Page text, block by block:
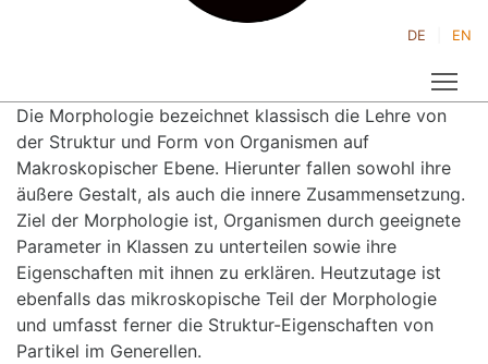
DE EN
Die Morphologie bezeichnet klassisch die Lehre von
der Struktur und Form von Organismen auf
Makroskopischer Ebene. Hierunter fallen sowohl ihre
äußere Gestalt, als auch die innere Zusammensetzung.
Ziel der Morphologie ist, Organismen durch geeignete
Parameter in Klassen zu unterteilen sowie ihre
Eigenschaften mit ihnen zu erklären. Heutzutage ist
ebenfalls das mikroskopische Teil der Morphologie
und umfasst ferner die Struktur-Eigenschaften von
Partikel im Generellen.